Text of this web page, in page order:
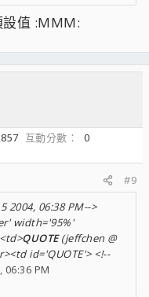
設值 :MMM:
互動分數
0
#9
2004, 06:38 PM-->
width='95%'
QUOTE(jeffchen @
id='QUOTE'> <!--
06:36 PM